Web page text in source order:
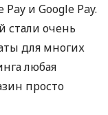
и Google Pay.
стали очень
для многих
любая
просто